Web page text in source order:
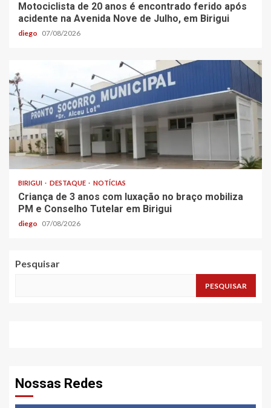
Motociclista de 20 anos é encontrado ferido após
acidente na Avenida Nove de Julho, em Birigui
diego 07/08/2026
BIRIGUI DESTAQUE NOTÍCIAS
Criança de 3 anos com luxação no braço mobiliza
PM e Conselho Tutelar em Birigui
diego 07/08/2026
Pesquisar
PESQUISAR
Nossas Redes